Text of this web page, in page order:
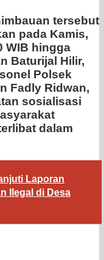
tersebut
pada Kamis,
WIB hingga
Baturijal Hilir,
Polsek
Fadly Ridwan,
sosialisasi
dalam
Laporan
Ilegal di Desa